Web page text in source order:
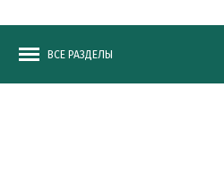
ВСЕ РАЗДЕЛЫ